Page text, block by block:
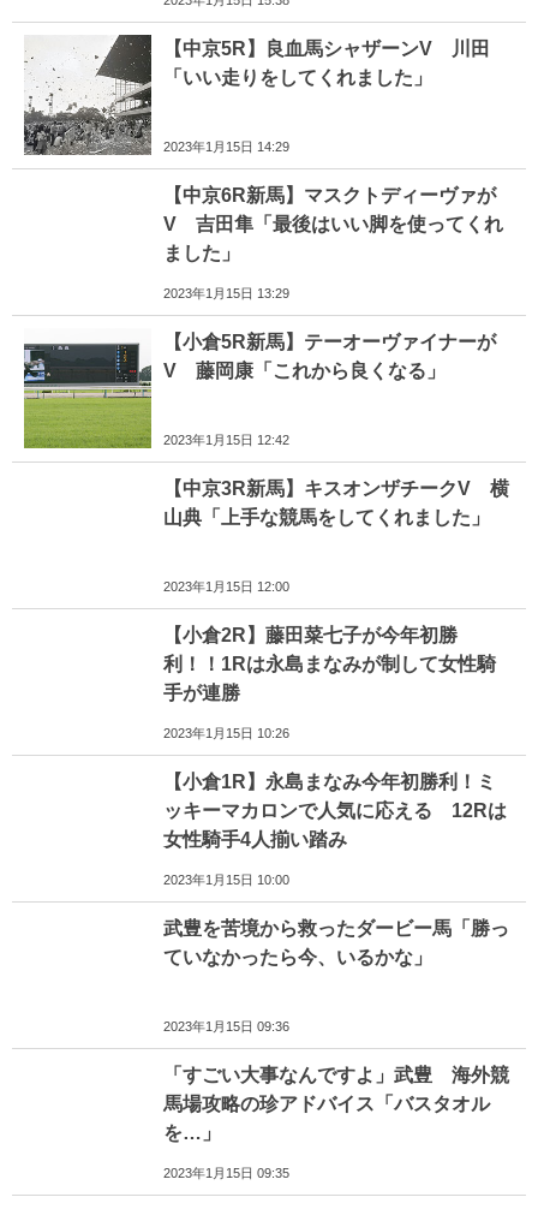
【中京5R】良血馬シャザーンV 川田
「いい走りをしてくれました」
2023年1月15日 14:29
【中京6R新馬】マスクトディーヴァが
V 吉田隼「最後はいい脚を使ってくれ
ました」
2023年1月15日 13:29
【小倉5R新馬】テーオーヴァイナーが
V 藤岡康「これから良くなる」
2023年1月15日 12:42
【中京3R新馬】キスオンザチークV 横
山典「上手な競馬をしてくれました」
2023年1月15日 12:00
【小倉2R】藤田菜七子が今年初勝
利！！1Rは永島まなみが制して女性騎
手が連勝
2023年1月15日 10:26
【小倉1R】永島まなみ今年初勝利！ミ
ッキーマカロンで人気に応える 12Rは
女性騎手4人揃い踏み
2023年1月15日 10:00
武豊を苦境から救ったダービー馬「勝っ
ていなかったら今、いるかな」
2023年1月15日 09:36
「すごい大事なんですよ」武豊 海外競
馬場攻略の珍アドバイス「バスタオル
を…」
2023年1月15日 09:35